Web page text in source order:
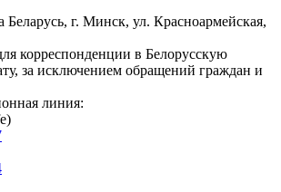
Беларусь, г. Минск, ул. Красноармейская,
корреспонденции в Белорусскую
за исключением обращений граждан и
линия: